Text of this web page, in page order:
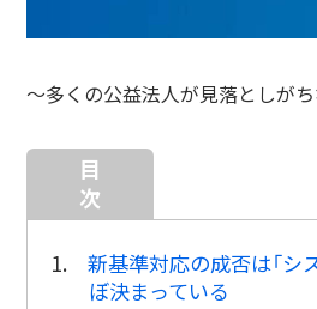
〜多くの公益法人が見落としがち
目
次
1.新基準対応の成否は「シ
ぼ決まっている